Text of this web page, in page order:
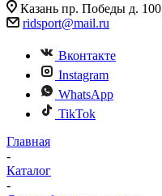
Казань пр. Победы д. 100
ridsport@mail.ru
Вконтакте
Instagram
WhatsApp
TikTok
Главная
-
Каталог
-